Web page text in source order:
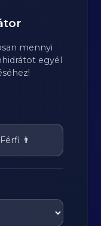
mennyi
egyél
Férfi 👨